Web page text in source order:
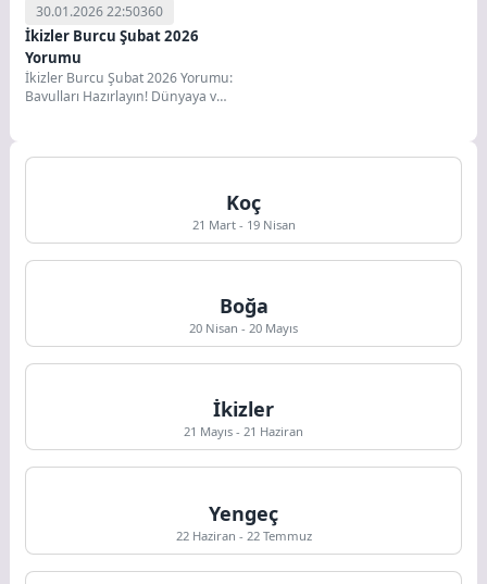
30.01.2026 22:50360
İkizler Burcu Şubat 2026
Yorumu
İkizler Burcu Şubat 2026 Yorumu:
Bavulları Hazırlayın! Dünyaya ve
Koç
21 Mart - 19 Nisan
Boğa
20 Nisan - 20 Mayıs
İkizler
21 Mayıs - 21 Haziran
Yengeç
22 Haziran - 22 Temmuz